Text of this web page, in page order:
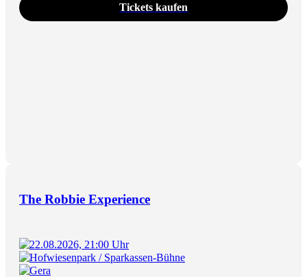
Tickets kaufen
The Robbie Experience
22.08.2026, 21:00 Uhr
Hofwiesenpark / Sparkassen-Bühne
Gera